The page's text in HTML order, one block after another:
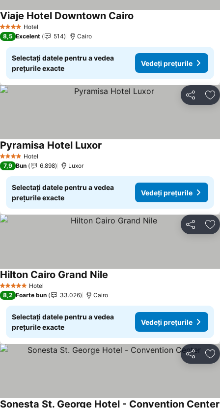
4 Stele Hotel
Viaje Hotel Downtown Cairo
8,5 Excelent 514 Cairo
Selectați datele pentru a vedea
prețurile exacte
Vedeți prețurile
Distribuiți
4 Stele Hotel
Pyramisa Hotel Luxor
7,9 Bun 6.898 Luxor
Selectați datele pentru a vedea
prețurile exacte
Vedeți prețurile
Distribuiți
5 Stele Hotel
Hilton Cairo Grand Nile
8,2 Foarte bun 33.026 Cairo
Selectați datele pentru a vedea
prețurile exacte
Vedeți prețurile
Distribuiți
Sonesta St. George Hotel - Convention Center